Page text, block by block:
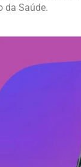
da Saúde.